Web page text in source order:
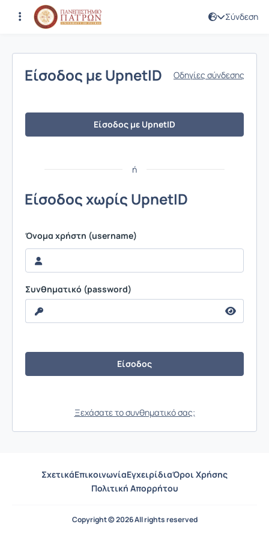
Σύνδεση
Σύνδεση
Είσοδος με UpnetID Οδηγίες σύνδεσης
Είσοδος με UpnetID
ή
Είσοδος χωρίς UpnetID
Όνομα χρήστη (username)
Συνθηματικό (password)
Ξεχάσατε το συνθηματικό σας;
ΣχετικάΕπικοινωνίαΕγχειρίδιαΌροι Χρήσης
Πολιτική Απορρήτου
Copyright © 2026 All rights reserved